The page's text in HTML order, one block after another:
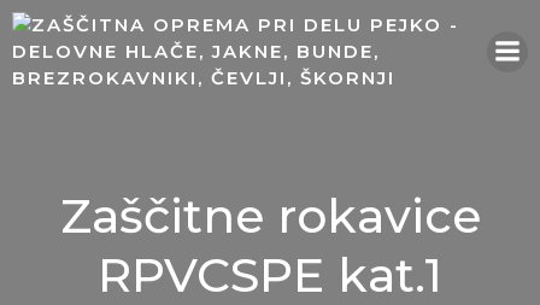
Skip
to
content
Zaščitne rokavice
RPVCSPE kat.1